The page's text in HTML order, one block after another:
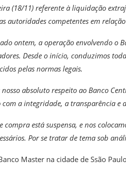
(18/11) referente à liquidação
autoridades competentes em
ontem, a operação envolvendo o
Desde o início, conduzimos
pelas normas legais.
absoluto respeito ao Banco
com a integridade, a transparência e
compra está suspensa, e nos
Por se tratar de tema sob
Master na cidade de Ssão